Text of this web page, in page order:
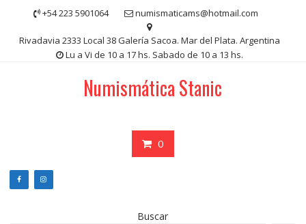
contenido
+54 223 5901064 numismaticams@hotmail.com
Rivadavia 2333 Local 38 Galería Sacoa. Mar del Plata. Argentina
Lu a Vi de 10 a 17 hs. Sabado de 10 a 13 hs.
Numismática Stanic
0
Buscar